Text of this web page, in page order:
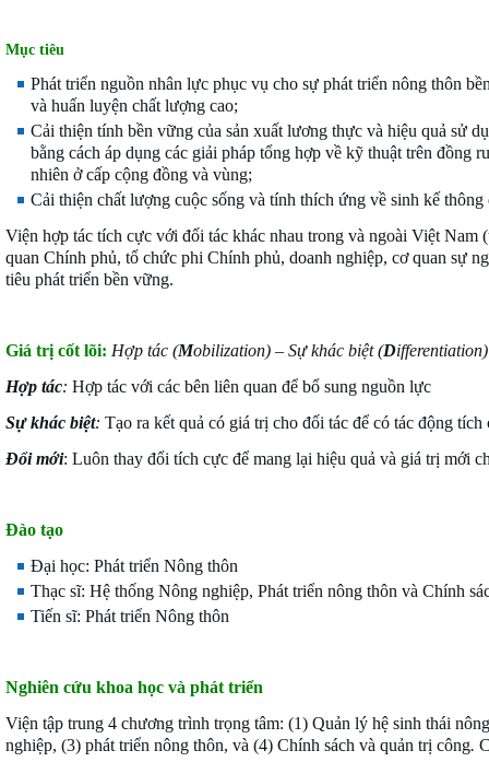
Mục tiêu
Phát triển nguồn nhân lực phục vụ cho sự phát triển nông thôn
và huấn luyện chất lượng cao;
Cải thiện tính bền vững của sản xuất lương thực và hiệu quả sử
bằng cách áp dụng các giải pháp tổng hợp về kỹ thuật trên đồng
nhiên ở cấp cộng đồng và vùng;
Cải thiện chất lượng cuộc sống và tính thích ứng về sinh kế
Viện hợp tác tích cực với đối tác khác nhau trong và ngoài Việt Nam
quan Chính phủ, tổ chức phi Chính phủ, doanh nghiệp, cơ quan sự
tiêu phát triển bền vững.
Giá trị cốt lõi: Hợp tác (Mobilization) – Sự khác biệt (D
Hợp tác: Hợp tác với các bên liên quan để bổ sung nguồn lực
Sự khác biệt: Tạo ra kết quả có giá trị cho đối tác để có tác động tích
Đổi mới: Luôn thay đổi tích cực để mang lại hiệu quả và giá trị mới
Đào tạo
Đại học: Phát triển Nông thôn
Thạc sĩ: Hệ thống Nông nghiệp, Phát triển nông thôn và Chính
Tiến sĩ: Phát triển Nông thôn
Nghiên cứu khoa học và phát triển
Viện tập trung 4 chương trình trọng tâm: (1) Quản lý hệ sinh thái
nghiệp, (3) phát triển nông thôn, và (4) Chính sách và quản trị công.